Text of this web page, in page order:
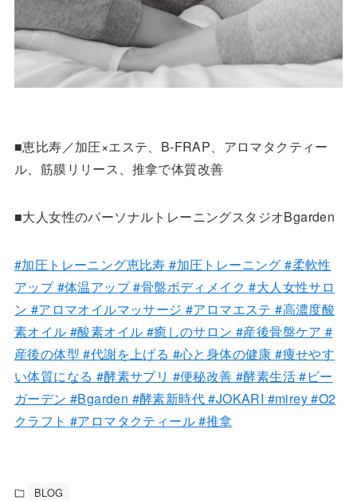
■恵比寿／加圧×エステ、B-FRAP、アロマタクティー
ル、筋膜リリース、推拿で体質改善
■大人女性のパーソナルトレーニングスタジオBgarden
#加圧トレーニング恵比寿 #加圧トレーニング #柔軟性
アップ#体温アップ#骨盤ボディメイク#大人女性サロ
ン #アロマオイルマッサージ #アロマエステ#高濃度酸
素オイル #酸素オイル #癒しのサロン #産後骨盤ケア#
産後の体型#代謝を上げる #心と身体の健康#痩せやす
い体質になる #酵素サプリ #便秘改善 #酵素生活#ビー
ガーデン #Bgarden #酵素新時代#JOKARI #mirey#O2
クラフト #アロマタクティール#推拿
BLOG